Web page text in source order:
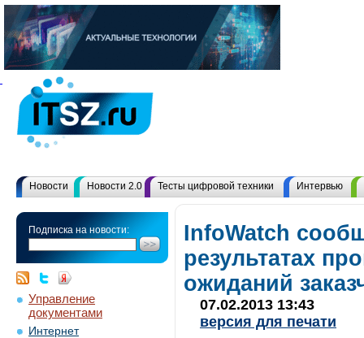
Новости Новости 2.0 Тесты цифровой техники Интервью
Подписка на новости:
Управление
документами
Интернет
InfoWatch
результатах
ожиданий
07.02.2013 13:43
версия для печати